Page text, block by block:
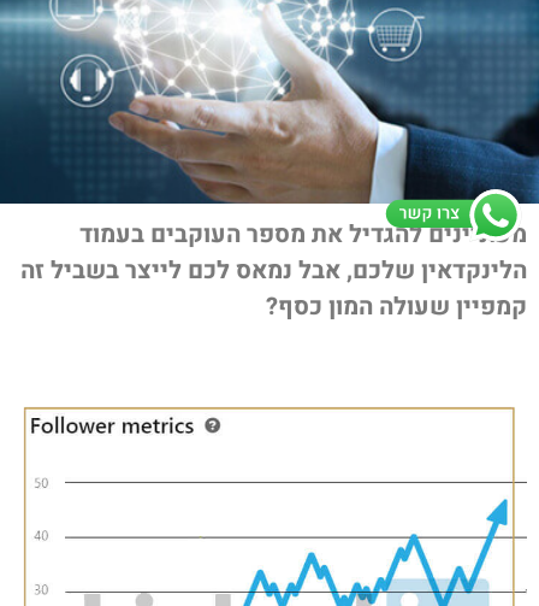
מעוניינים להגדיל את מספר העוקבים בעמוד
הלינקדאין שלכם, אבל נמאס לכם לייצר בשביל זה
קמפיין שעולה המון כסף?